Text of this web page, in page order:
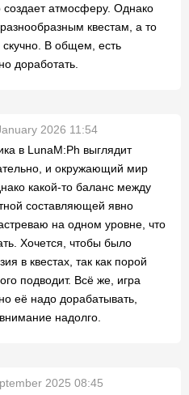
создает атмосферу. Однако
квестам, а то
скучно. В общем, есть
доработать.
2026 11:54
в LunaM:Ph выглядит
и окружающий мир
какой-то баланс между
составляющей явно
на одном уровне, что
Хочется, чтобы было
в квестах, так как порой
подводит. Всё же, игра
её надо дорабатывать,
надолго.
2025 08:45